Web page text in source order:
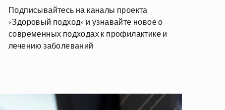
Подписывайтесь на каналы проекта
«Здоровый подход» и узнавайте новое о
современных подходах к профилактике и
лечению заболеваний